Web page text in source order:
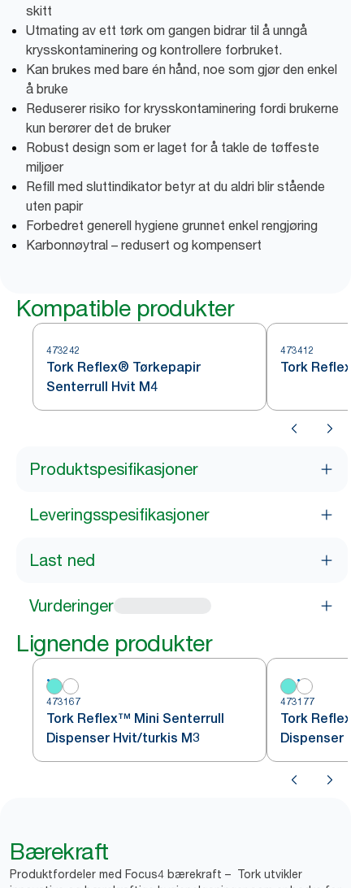
skitt
Utmating av ett tørk om gangen bidrar til å unngå
krysskontaminering og kontrollere forbruket.
Kan brukes med bare én hånd, noe som gjør den enkel
å bruke
Reduserer risiko for krysskontaminering fordi brukerne
kun berører det de bruker
Robust design som er laget for å takle de tøffeste
miljøer
Refill med sluttindikator betyr at du aldri blir stående
uten papir
Forbedret generell hygiene grunnet enkel rengjøring
Karbonnøytral – redusert og kompensert
Kompatible produkter
473242
Tork Reflex® Tørkepapir
Senterrull Hvit M4
473412
Tork
Produktspesifikasjoner
Leveringsspesifikasjoner
Last ned
Vurderinger
Lignende produkter
473167
Tork Reflex™ Mini Senterrull
Dispenser Hvit/turkis M3
473177
Tork
Dispenser
Bærekraft
Produktfordeler med Focus4 bærekraft – Tork utvikler